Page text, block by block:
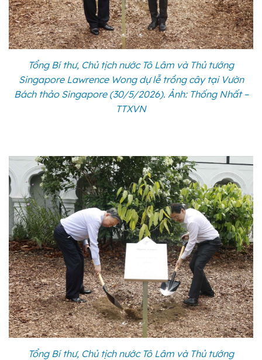
Tổng Bí thư, Chủ tịch nước Tô Lâm và Thủ tướng
Singapore Lawrence Wong dự lễ trồng cây tại Vườn
Bách thảo Singapore (30/5/2026). Ảnh: Thống Nhất –
TTXVN
Tổng Bí thư, Chủ tịch nước Tô Lâm và Thủ tướng